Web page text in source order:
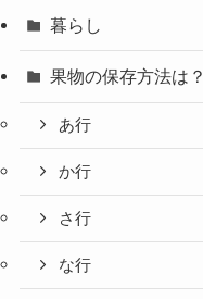
暮らし
果物の保存方法は？
あ行
か行
さ行
な行